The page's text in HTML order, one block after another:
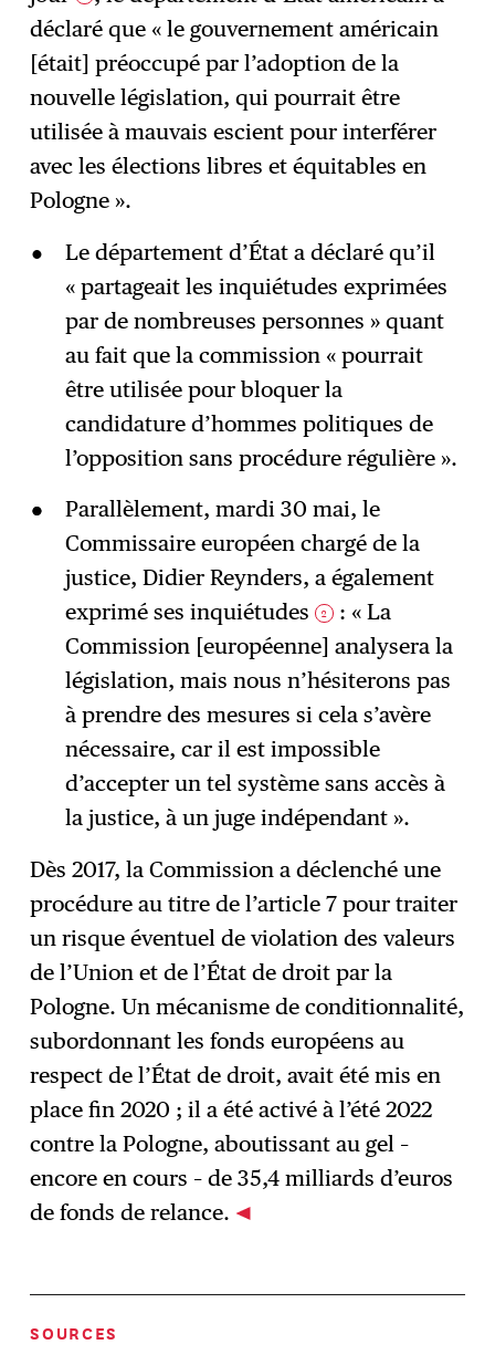
déclaré que « le gouvernement américain
[était] préoccupé par l’adoption de la
nouvelle législation, qui pourrait être
utilisée à mauvais escient pour interférer
avec les élections libres et équitables en
Pologne ».
Le département d’État a déclaré qu’il
« partageait les inquiétudes exprimées
par de nombreuses personnes » quant
au fait que la commission « pourrait
être utilisée pour bloquer la
candidature d’hommes politiques de
l’opposition sans procédure régulière ».
Parallèlement, mardi 30 mai, le
Commissaire européen chargé de la
justice, Didier Reynders, a également
exprimé ses inquiétudes
2 : « La
Commission [européenne] analysera la
législation, mais nous n’hésiterons pas
à prendre des mesures si cela s’avère
nécessaire, car il est impossible
d’accepter un tel système sans accès à
la justice, à un juge indépendant ».
Dès 2017, la Commission a déclenché une
procédure au titre de l’article 7 pour traiter
un risque éventuel de violation des valeurs
de l’Union et de l’État de droit par la
Pologne. Un mécanisme de conditionnalité,
subordonnant les fonds européens au
respect de l’État de droit, avait été mis en
place fin 2020 ; il a été activé à l’été 2022
contre la Pologne, aboutissant au gel –
encore en cours – de 35,4 milliards d’euros
de fonds de relance.
SOURCES